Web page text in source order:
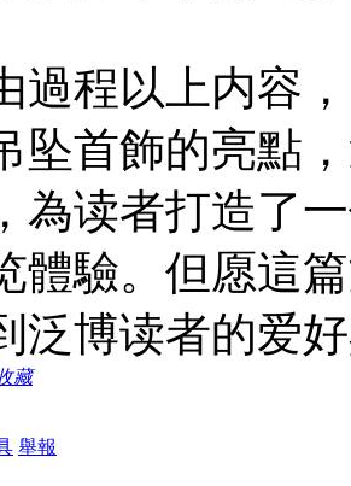
過程以上内容
坠首飾的亮點
為读者打造了
體驗。但愿這
泛博读者的爱
藏
舉報